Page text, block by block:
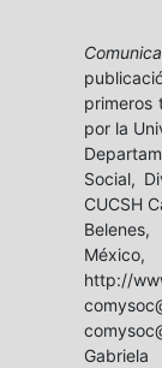
primeros
por la
Social,
CUCSH
http://